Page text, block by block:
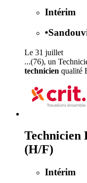
Intérim
•
Le 31 juillet
...(76), un
technicien qualité
Technicien
(H/F)
Intérim